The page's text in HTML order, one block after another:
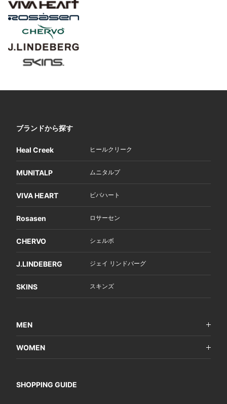
ブランドから探す
Heal Creek ヒールクリーク
MUNITALP ムニタルプ
VIVA HEART ビバハート
Rosasen ロサーセン
CHERVO シェルボ
J.LINDEBERG ジェイ リンドバーグ
SKINS スキンズ
MEN
WOMEN
SHOPPING GUIDE